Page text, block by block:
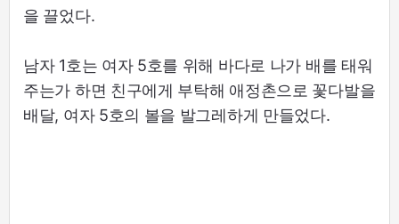
을 끌었다.
남자 1호는 여자 5호를 위해 바다로 나가 배를 태워
주는가 하면 친구에게 부탁해 애정촌으로 꽃다발을
배달, 여자 5호의 볼을 발그레하게 만들었다.